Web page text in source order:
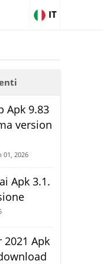
IT
Apk 9.83
version
01, 2026
Apk 3.1.
2021 Apk